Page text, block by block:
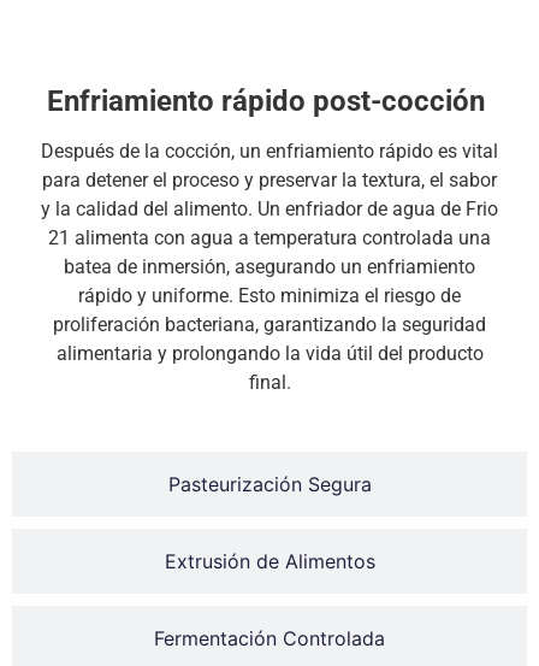
Pasteurización Segura
Extrusión de Alimentos
Fermentación Controlada
Enfriamiento rápido post-cocción
Después de la cocción, un enfriamiento rápido es vital
para detener el proceso y preservar la textura, el sabor
y la calidad del alimento. Un enfriador de agua de Frio
21 alimenta con agua a temperatura controlada una
batea de inmersión, asegurando un enfriamiento
rápido y uniforme. Esto minimiza el riesgo de
proliferación bacteriana, garantizando la seguridad
alimentaria y prolongando la vida útil del producto
final.